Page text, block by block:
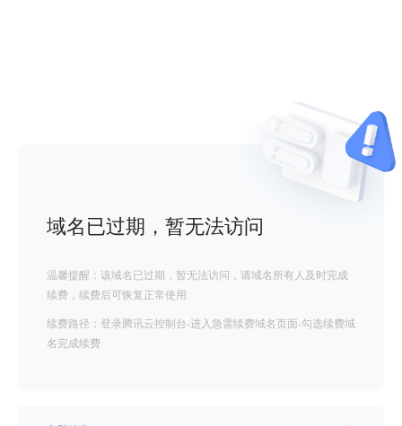
域名已过期，暂无法访问
温馨提醒：该域名已过期，暂无法访问，请域名所有人及时完成
续费，续费后可恢复正常使用
续费路径：登录腾讯云控制台-进入急需续费域名页面-勾选续费域
名完成续费